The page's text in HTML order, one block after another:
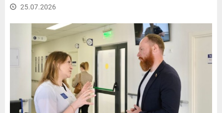
25.07.2026